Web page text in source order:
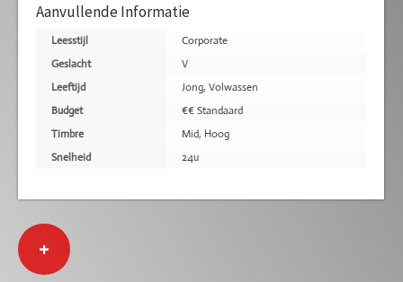
Aanvullende Informatie
Leesstijl
Corporate
Geslacht
V
Leeftijd
Jong, Volwassen
Budget
€€ Standaard
Timbre
Mid, Hoog
Snelheid
24u
+